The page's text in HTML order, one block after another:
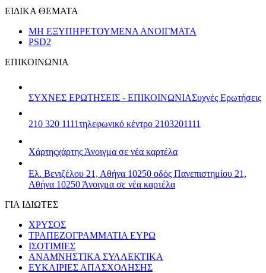
ΕΙΔΙΚΑ ΘΕΜΑΤΑ
ΜΗ ΕΞΥΠΗΡΕΤΟΥΜΕΝΑ ΑΝΟΙΓΜΑΤΑ
PSD2
ΕΠΙΚΟΙΝΩΝΙΑ
ΣΥΧΝΕΣ ΕΡΩΤΗΣΕΙΣ - ΕΠΙΚΟΙΝΩΝΙΑΣυχνές Ερωτήσεις
210 320 1111τηλεφωνικό κέντρο 2103201111
Χάρτηςχάρτης Άνοιγμα σε νέα καρτέλα
Ελ. Βενιζέλου 21, Αθήνα 10250 οδός Πανεπιστημίου 21,
Αθήνα 10250 Άνοιγμα σε νέα καρτέλα
ΓΙΑ ΙΔΙΩΤΕΣ
ΧΡΥΣΟΣ
ΤΡΑΠΕΖΟΓΡΑΜΜΑΤΙΑ ΕΥΡΩ
ΙΣΟΤΙΜΙΕΣ
ΑΝΑΜΝΗΣΤΙΚΑ ΣΥΛΛΕΚΤΙΚΑ
ΕΥΚΑΙΡΙΕΣ ΑΠΑΣΧΟΛΗΣΗΣ